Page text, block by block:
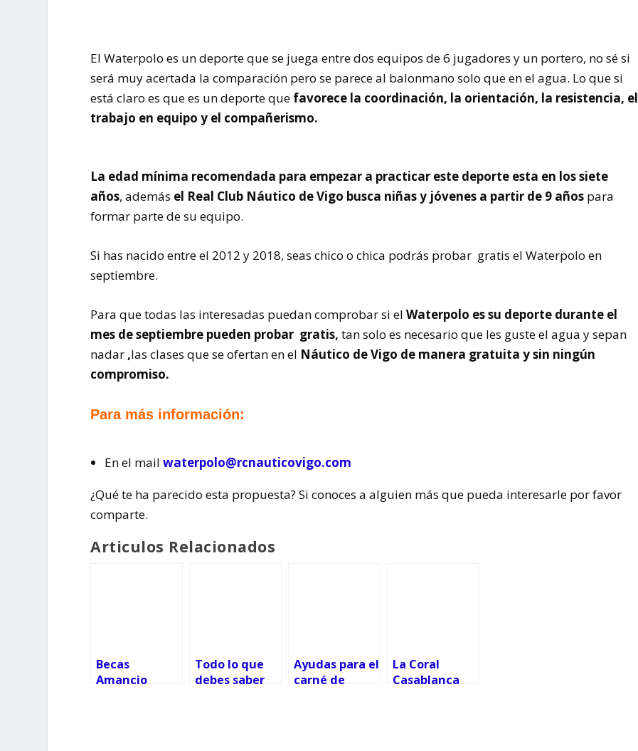
El Waterpolo es un deporte que se juega entre dos equipos de 6 jugadores y un portero, no sé si
será muy acertada la comparación pero se parece al balonmano solo que en el agua. Lo que si
está claro es que es un deporte que favorece la coordinación, la orientación, la resistencia, el
trabajo en equipo y el compañerismo.
La edad mínima recomendada para empezar a practicar este deporte esta en los siete
años, además el Real Club Náutico de Vigo busca niñas y jóvenes a partir de 9 años para
formar parte de su equipo.
Si has nacido entre el 2012 y 2018, seas chico o chica podrás probar gratis el Waterpolo en
septiembre.
Para que todas las interesadas puedan comprobar si elWaterpolo es su deporte durante el
mes de septiembre pueden probar gratis, tan solo es necesario que les guste el agua y sepan
nadar ,las clases que se ofertan en el Náutico de Vigo de manera gratuita y sin ningún
compromiso.
Para más información:
En el mail waterpolo@rcnauticovigo.com
¿Qué te ha parecido esta propuesta? Si conoces a alguien más que pueda interesarle por favor
comparte.
Articulos Relacionados
Becas
Amancio
Todo lo que
debes saber
Ayudas para el
carné de
La Coral
Casablanca